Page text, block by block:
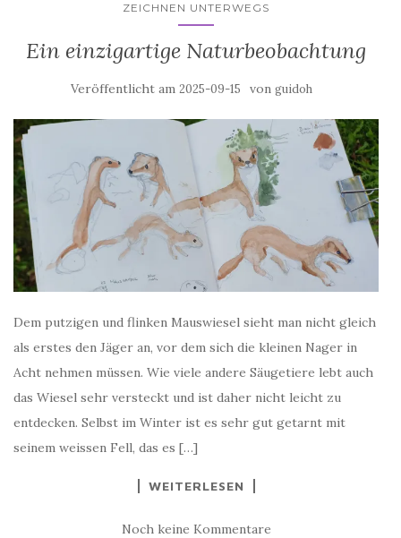
ZEICHNEN UNTERWEGS
Ein einzigartige Naturbeobachtung
Veröffentlicht am 2025-09-15 von guidoh
Dem putzigen und flinken Mauswiesel sieht man nicht gleich
als erstes den Jäger an, vor dem sich die kleinen Nager in
Acht nehmen müssen. Wie viele andere Säugetiere lebt auch
das Wiesel sehr versteckt und ist daher nicht leicht zu
entdecken. Selbst im Winter ist es sehr gut getarnt mit
seinem weissen Fell, das es […]
WEITERLESEN
Noch keine Kommentare